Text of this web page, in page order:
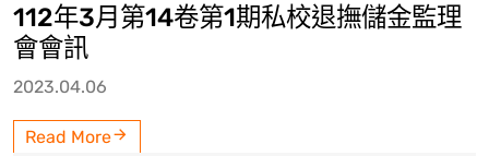
112年3月第14卷第1期私校退撫儲金監理
會會訊
2023.04.06
Read More